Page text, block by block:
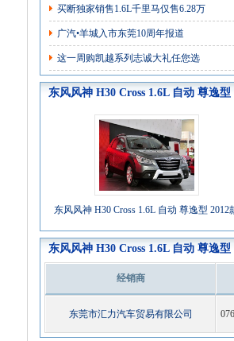
买断独家销售1.6L千里马仅售6.28万
广汽•羊城入市东莞10周年报道
这一周购凯越系列志诚大礼任您选
东风风神 H30 Cross 1.6L 自动 尊逸
东风风神 H30 Cross 1.6L 自动 尊逸型 2012
东风风神 H30 Cross 1.6L 自动 尊逸
经销商
东莞市汇力汽车贸易有限公司